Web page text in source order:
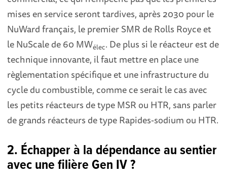
mises en service seront tardives, après 2030 pour le
NuWard français, le premier SMR de Rolls Royce et
le NuScale de 60 MWélec. De plus si le réacteur est de
technique innovante, il faut mettre en place une
règlementation spécifique et une infrastructure du
cycle du combustible, comme ce serait le cas avec
les petits réacteurs de type MSR ou HTR, sans parler
de grands réacteurs de type Rapides-sodium ou HTR.
2. Échapper à la dépendance au sentier
avec une filière Gen IV ?